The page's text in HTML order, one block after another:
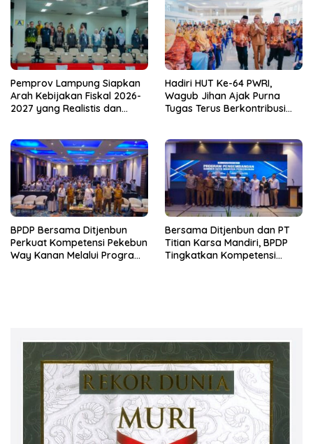
Pemprov Lampung Siapkan
Arah Kebijakan Fiskal 2026-
2027 yang Realistis dan
Hadiri HUT Ke-64 PWRI,
Wagub Jihan Ajak Purna
Tugas Terus Berkontribusi
BPDP Bersama Ditjenbun
Perkuat Kompetensi Pekebun
Way Kanan Melalui Program
Bersama Ditjenbun dan PT
Titian Karsa Mandiri, BPDP
Tingkatkan Kompetensi